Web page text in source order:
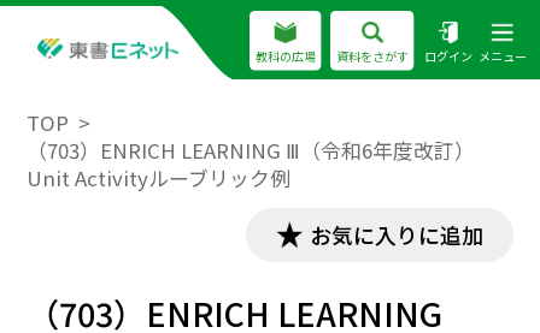
教科の広場 資料をさがす ログイン メニュー
TOP
（703）ENRICH LEARNING Ⅲ（令和6年度改訂）
Unit Activityルーブリック例
お気に入りに追加
（703）ENRICH LEARNING